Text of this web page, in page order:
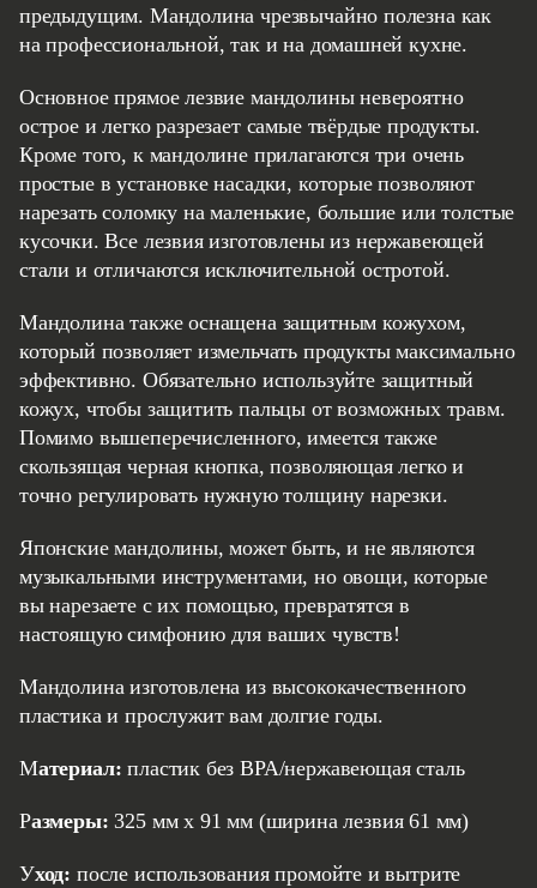
предыдущим. Мандолина чрезвычайно полезна как
на профессиональной, так и на домашней кухне.
Основное прямое лезвие мандолины невероятно
острое и легко разрезает самые твёрдые продукты.
Кроме того, к мандолине прилагаются три очень
простые в установке насадки, которые позволяют
нарезать соломку на маленькие, большие или толстые
кусочки. Все лезвия изготовлены из нержавеющей
стали и отличаются исключительной остротой.
Мандолина также оснащена защитным кожухом,
который позволяет измельчать продукты максимально
эффективно. Обязательно используйте защитный
кожух, чтобы защитить пальцы от возможных травм.
Помимо вышеперечисленного, имеется также
скользящая черная кнопка, позволяющая легко и
точно регулировать нужную толщину нарезки.
Японские мандолины, может быть, и не являются
музыкальными инструментами, но овощи, которые
вы нарезаете с их помощью, превратятся в
настоящую симфонию для ваших чувств!
Мандолина изготовлена ​​из высококачественного
пластика и прослужит вам долгие годы.
Материал: пластик без BPA/нержавеющая сталь
Размеры: 325 мм x 91 мм (ширина лезвия 61 мм)
Уход: после использования промойте и вытрите